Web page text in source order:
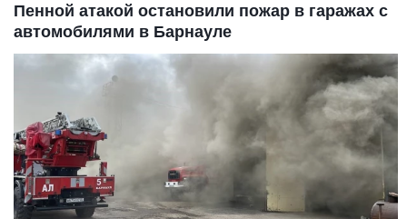
Пенной атакой остановили пожар в гаражах с
автомобилями в Барнауле